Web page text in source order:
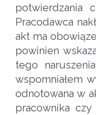
potwierdzania
Pracodawca
akt ma
powinien
tego
wspomniałem
odnotowana w
pracownika